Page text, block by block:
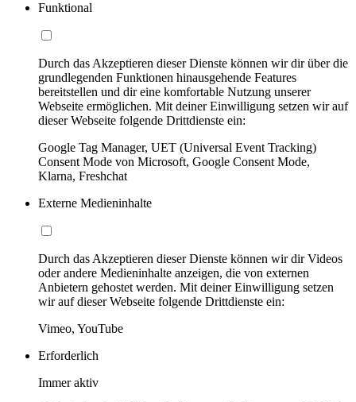
Funktional
Durch das Akzeptieren dieser Dienste können wir dir über die
grundlegenden Funktionen hinausgehende Features
bereitstellen und dir eine komfortable Nutzung unserer
Webseite ermöglichen. Mit deiner Einwilligung setzen wir auf
dieser Webseite folgende Drittdienste ein:
Google Tag Manager, UET (Universal Event Tracking)
Consent Mode von Microsoft, Google Consent Mode,
Klarna, Freshchat
Externe Medieninhalte
Durch das Akzeptieren dieser Dienste können wir dir Videos
oder andere Medieninhalte anzeigen, die von externen
Anbietern gehostet werden. Mit deiner Einwilligung setzen
wir auf dieser Webseite folgende Drittdienste ein:
Vimeo, YouTube
Erforderlich
Immer aktiv